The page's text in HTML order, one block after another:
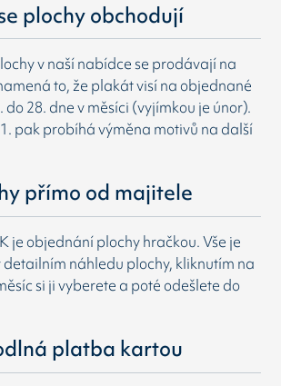
plochy obchodují
v naší nabídce se prodávají na
to, že plakát visí na objednané
do 28. dne v měsíci (vyjímkou je únor).
pak probíhá výměna motivů na další
přímo od majitele
je objednání plochy hračkou. Vše je
detailním náhledu plochy, kliknutím na
si ji vyberete a poté odešlete do
platba kartou